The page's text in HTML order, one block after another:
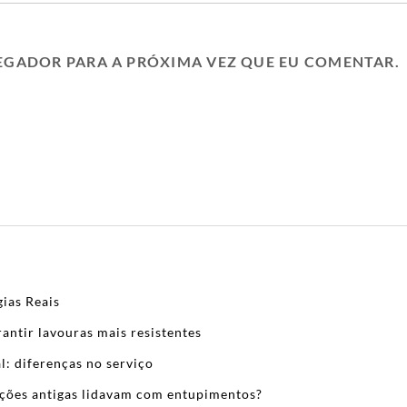
PARA A PRÓXIMA VEZ QUE EU COMENTAR.
Reais
lavouras mais resistentes
diferenças no serviço
antigas lidavam com entupimentos?